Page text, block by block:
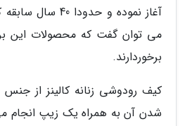
آغاز نموده و
می توان گفت که محصولات این
برخوردارند.
شدن آن به همراه یک زیپ انجام